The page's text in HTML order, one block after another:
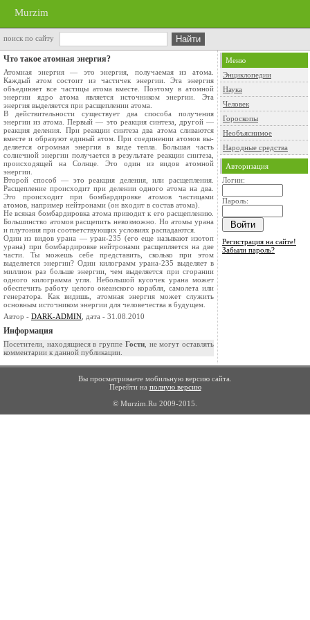
Murzim
поиск по сайту
Что такое атомная энергия?
Атомная энергия — это энергия, получаемая из атома.
Каждый атом состоит из частичек энер­гии. Эта энергия
объединяет все частицы атома вместе. Поэтому в атомной
энергии ядро атома является источником энергии. Эта
энергия выде­ляется при расщеплении атома.
В действительности существует два способа получения
энергии из атома. Первый — это реак­ция синтеза, другой —
реакция деления. При ре­акции синтеза два атома сливаются
вместе и об­разуют единый атом. При соединении атомов вы­
деляется огромная энергия в виде тепла. Большая часть
солнечной энергии получается в результате реакции синтеза,
происходящей на Солнце. Это один из видов атомной
энергии.
Второй способ — это реакция деления, или расщепления.
Расщепление происходит при деле­нии одного атома на два.
Это происходит при бомбардировке атомов частицами
атомов, напри­мер нейтронами (он входит в состав атома).
Не всякая бомбардировка атома приводит к его расщеплению.
Большинство атомов расщепить невозможно. Но атомы урана
и плутония при со­ответствующих условиях распадаются.
Один из видов урана — уран-235 (его еще на­зывают изотоп
урана) при бомбардировке нейтро­нами расщепляется на две
части. Ты можешь себе представить, сколько при этом
выделяется энер­гии? Один килограмм урана-235 выделяет в
мил­лион раз больше энергии, чем выделяется при сгорании
одного килограмма угля. Небольшой ку­сочек урана может
обеспечить работу целого оке­анского корабля, самолета или
генератора. Как видишь, атомная энергия может служить
основ­ным источником энергии для человечества в бу­дущем.
Автор - DARK-ADMIN , дата - 31.08.2010
Информация
Посетители, находящиеся в группе Гости, не могут оставлять
комментарии к данной публикации.
Меню
Энциклопедии
Наука
Человек
Гороскопы
Необъяснимое
Народные средства
Авторизация
Логин:
Пароль:
Регистрация на сайте!
Забыли пароль?
Вы просматриваете мобильную версию сайта.
Перейти на полную версию
© Murzim.Ru 2009-2015.